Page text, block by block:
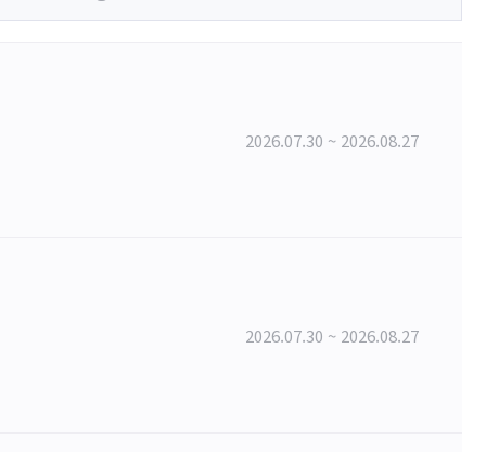
2026.07.30 ~ 2026.08.27
2026.07.30 ~ 2026.08.27